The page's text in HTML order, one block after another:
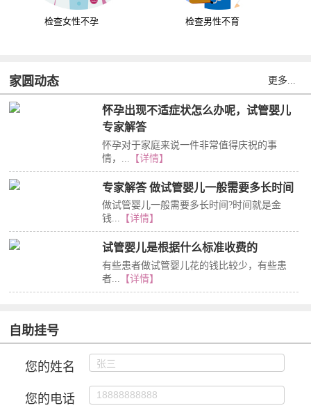
检查女性不孕 检查男性不育
家圆动态 更多...
怀孕出现不适症状怎么办呢，试管婴儿
专家解答
怀孕对于家庭来说一件非常值得庆祝的事
情，...
【详情】
专家解答 做试管婴儿一般需要多长时间
做试管婴儿一般需要多长时间?时间就是金
钱... 【详情】
试管婴儿是根据什么标准收费的
有些患者做试管婴儿花的钱比较少，有些患
者...
【详情】
自助挂号
您的姓名
您的电话